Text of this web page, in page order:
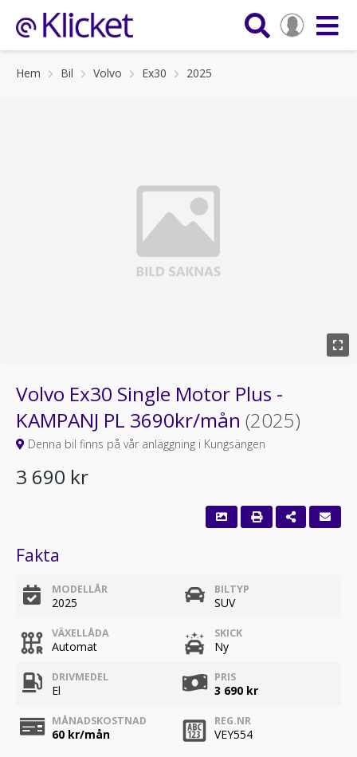
Hem Bil Volvo Ex30 2025
Volvo Ex30 Single Motor Plus -
KAMPANJ PL 3690kr/mån (2025)
Denna bil finns på vår anläggning i Kungsängen
3 690 kr
Fakta
MODELLÅR
2025
BILTYP
SUV
VÄXELLÅDA
Automat
SKICK
Ny
DRIVMEDEL
El
PRIS
3 690 kr
MÅNADSKOSTNAD
60 kr/mån
REG.NR
VEY554